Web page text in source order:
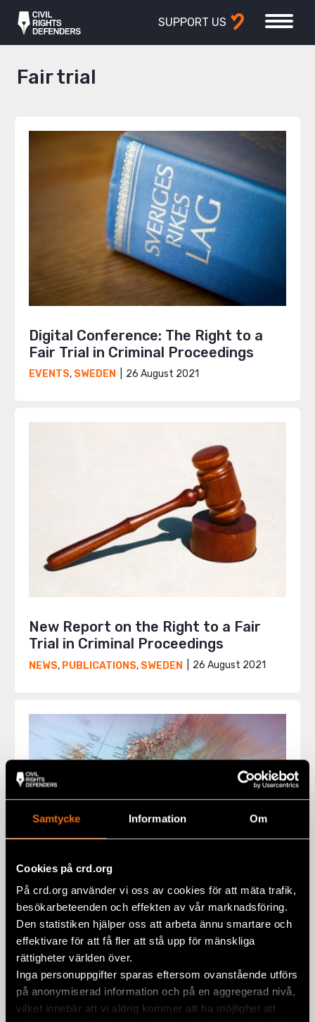
Samtycke Information Om
Cookies på crd.org
På crd.org använder vi oss av cookies för att mäta trafik,
besökarbeteenden och effekten av vår marknadsföring.
Den statistiken hjälper oss att arbeta ännu smartare och
effektivare för att få fler att stå upp för mänskliga
rättigheter världen över.
Inga personuppgifter sparas eftersom ovanstående utförs
på anonymiserad information och på en aggregerad nivå,
vilket innebär att vi aldrig kommer att ha möjlighet att
SUPPORT US
Fair trial
Digital Conference: The Right to a
Fair Trial in Criminal Proceedings
EVENTS, SWEDEN 26 August 2021
New Report on the Right to a Fair
Trial in Criminal Proceedings
NEWS, PUBLICATIONS, SWEDEN 26 August 2021
EU Project to Facilitate Exchanges
of Evidence in Legal Proceedings
among Member States
NEWS,SWEDEN 1 June 2020